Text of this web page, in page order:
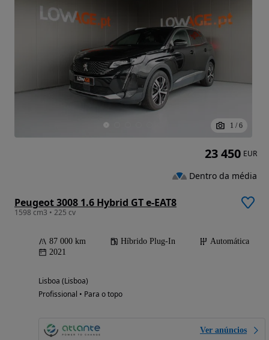
1 / 6
Peugeot 3008 1.6 Hybrid GT e-EAT8
1598 cm3 • 225 cv
87 000 km Híbrido Plug-In
Automática
2021
Lisboa (Lisboa)
Profissional • Para o topo
Ver anúncios
23 450 EUR
Dentro da média